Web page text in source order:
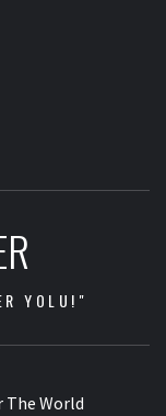
YOLU!"
The World